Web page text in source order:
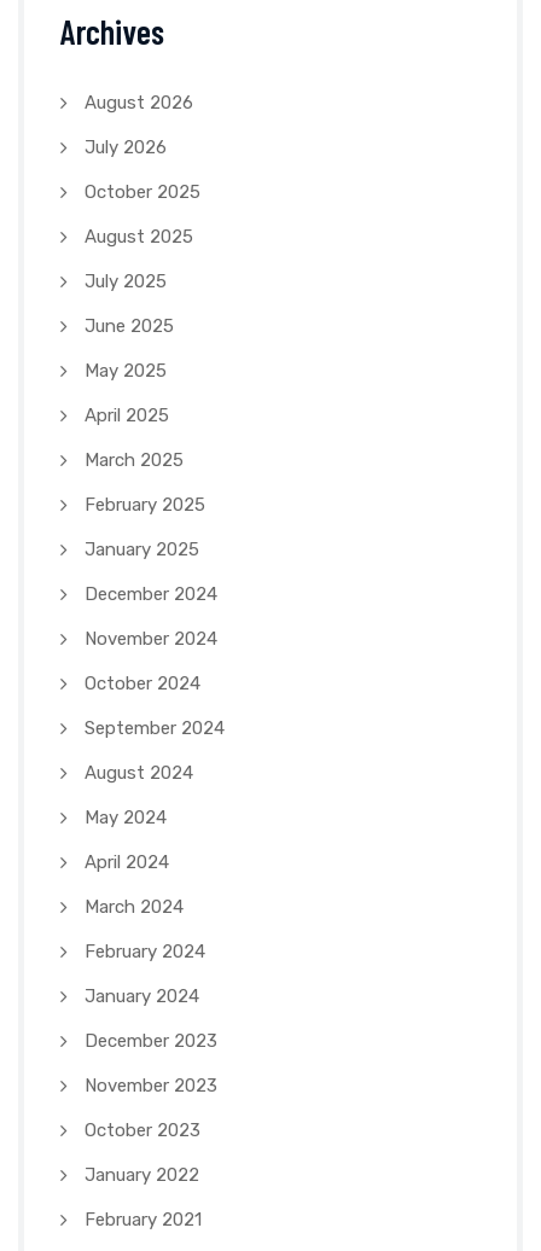
Archives
August 2026
July 2026
October 2025
August 2025
July 2025
June 2025
May 2025
April 2025
March 2025
February 2025
January 2025
December 2024
November 2024
October 2024
September 2024
August 2024
May 2024
April 2024
March 2024
February 2024
January 2024
December 2023
November 2023
October 2023
January 2022
February 2021